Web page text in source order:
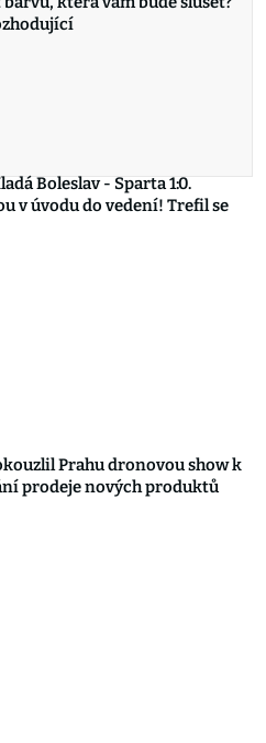
Boleslav - Sparta 1:0.
v úvodu do vedení! Trefil se
Prahu dronovou show k
prodeje nových produktů